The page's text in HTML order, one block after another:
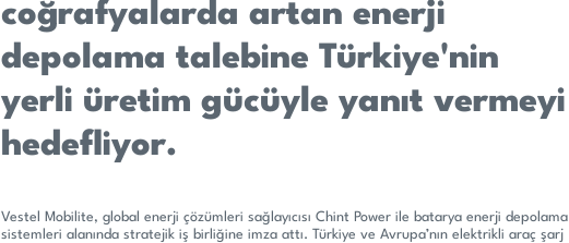
coğrafyalarda artan enerji
depolama talebine Türkiye'nin
yerli üretim gücüyle yanıt vermeyi
hedefliyor.
Vestel Mobilite, global enerji çözümleri sağlayıcısı Chint Power ile batarya enerji depolama
sistemleri alanında stratejik iş birliğine imza attı. Türkiye ve Avrupa’nın elektrikli araç şarj